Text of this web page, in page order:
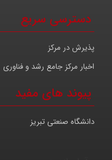
دسترسی سریع
پذیرش در مرکز
اخبار مرکز جامع رشد و فناوری
پیوند های مفید
دانشگاه صنعتی تبریز